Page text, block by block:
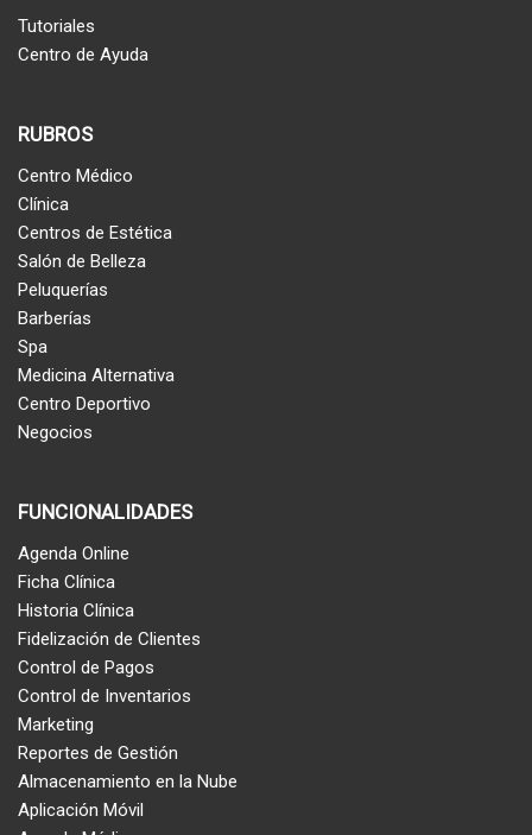
Tutoriales
Centro de Ayuda
RUBROS
Centro Médico
Clínica
Centros de Estética
Salón de Belleza
Peluquerías
Barberías
Spa
Medicina Alternativa
Centro Deportivo
Negocios
FUNCIONALIDADES
Agenda Online
Ficha Clínica
Historia Clínica
Fidelización de Clientes
Control de Pagos
Control de Inventarios
Marketing
Reportes de Gestión
Almacenamiento en la Nube
Aplicación Móvil